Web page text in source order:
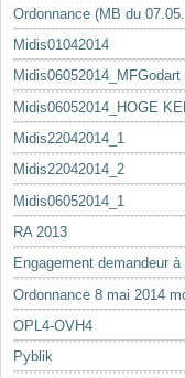
Ordonnance (MB du
Midis01042014
Midis06052014_MFGodart
Midis06052014_HOGE
Midis22042014_1
Midis22042014_2
Midis06052014_1
RA 2013
Engagement demandeur
Ordonnance 8 mai 2014
OPL4-OVH4
Pyblik